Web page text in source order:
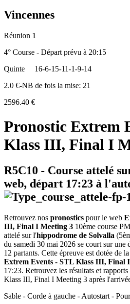
Vincennes
Réunion 1
4° Course - Départ prévu à 20:15
Quinte
16-6-15-11-1-9-14
2.0 €-NB de fois la mise: 21
2596.40 €
Pronostic Extrem
Klass III, Final I
R5C10 - Course attelé
web, départ 17:23 à
Retrouvez nos pronostics pour le web
III, Final I Meeting 3 10ème course
attelé sur l'hippodrome de Solvalla
du samedi 30 mai 2026 se court sur une
12 partants. Cette épreuve est dotée de
Extrem Events - STL Klass III, Final
17:23. Retrouvez les résultats et
Klass III, Final I Meeting 3 après
Sable - Corde à gauche - Autostart -